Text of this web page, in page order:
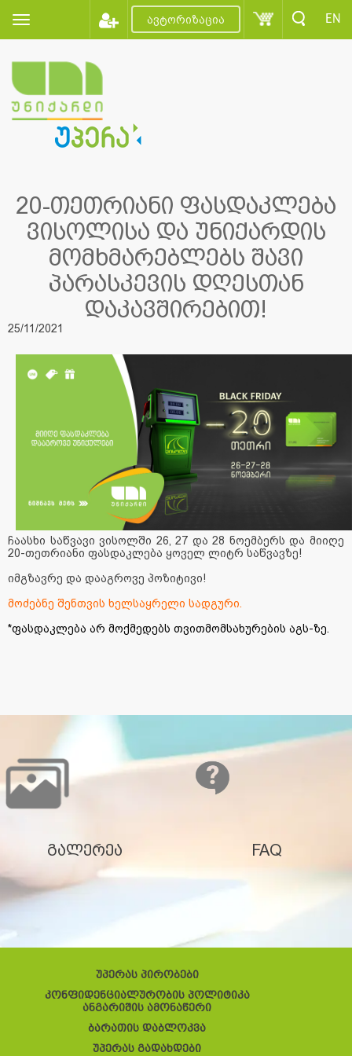
ავტორიზაცია EN
20-თეთრიანი ფასდაკლება
ვისოლისა და უნიქარდის
მომხმარებლებს შავი
პარასკევის დღესთან
დაკავშირებით!
25/11/2021
ჩაასხი საწვავი ვისოლში 26, 27 და 28 ნოემბერს და მიიღე
20-თეთრიანი ფასდაკლება ყოველ ლიტრ საწვავზე!
იმგზავრე და დააგროვე პოზიტივი!
მოძებნე შენთვის ხელსაყრელი სადგური.
*ფასდაკლება არ მოქმედებს თვითმომსახურების აგს-ზე.
გალერეა FAQ
უპერას პირობები
კონფიდენციალურობის პოლიტიკა
ანგარიშის ამონაწერი
ბარათის დაბლოკვა
უპერას გადახდები